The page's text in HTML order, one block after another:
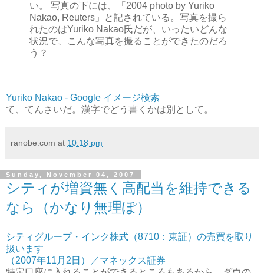
い。 写真の下には、「2004 photo by Yuriko
Nakao, Reuters」と記されている。写真を撮ら
れたのはYuriko Nakao氏だが、いったいどんな
状況で、こんな写真を撮ることができたのだろ
う？
Yuriko Nakao - Google イメージ検索
て、てんさいだ。漢字でどう書くかは別として。
ranobe.com at 10:18 pm
Sunday, November 04, 2007
シティが増資無く高配当を維持できる
なら（かなり無理ぽ）
シティグループ・インク株式（8710：東証）の売買を取り
扱います
（2007年11月2日）／マネックス証券